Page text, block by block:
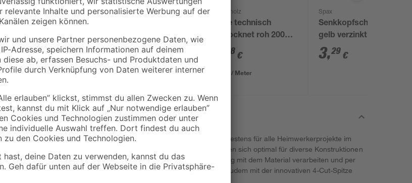
Spax
Senkkopfschrauben
20 Stück Ø 3 mm 40
mm
3,49 €
Fischer
'SX Plus' Ø 4 x 20
mm, 50-teilig
3,79€
binderholz
Latte technisch
getrocknet roh 2000 x
36 x 17 mm
58 €
1,29 € / Meter
Spax
Senkkopfschrauben
gelb verzinkt Ø 3 mm
20 mm 25 Stück
3,29 €
Mit den Universalschrauben von Spax sind Sie bestens für alle Heimwerkerprojekte im
Innen- und Außenbereich ausgestattet. Sie eignen sich optimal für diverse Konstruktionen
und lassen sich dank speziellen Multikopfs bündig mit dem Material verarbeiten und per
Z1-Antrieb versenken. Das Holzvollgewinde ist zudem mit der innovativen 4-Cut-Spitze